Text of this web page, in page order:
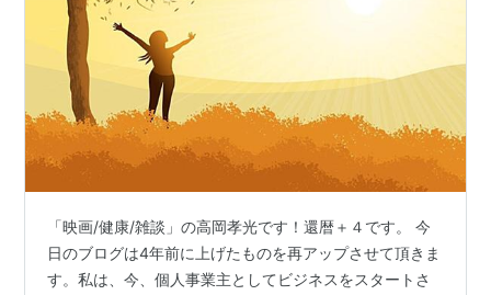
「映画/健康/雑談」の高岡孝光です！還暦＋４です。 今
日のブログは4年前に上げたものを再アップさせて頂きま
す。私は、今、個人事業主としてビジネスをスタートさ